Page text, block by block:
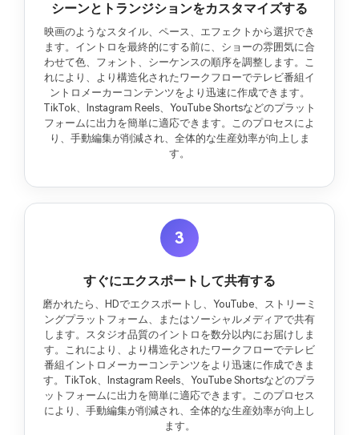
シーンとトランジションをカスタマイズする
映画のようなスタイル、ペース、エフェクトから選択でき
ます。イントロを最終的にする前に、ショーの雰囲気に合
わせて色、フォント、シーケンスの順序を調整します。こ
れにより、より構造化されたワークフローでテレビ番組イ
ントロメーカーコンテンツをより迅速に作成できます。
TikTok、Instagram Reels、YouTube Shortsなどのプラット
フォームに出力を簡単に適応できます。このプロセスによ
り、手動編集が削減され、全体的な生産効率が向上しま
す。
3
すぐにエクスポートして共有する
磨かれたら、HDでエクスポートし、YouTube、ストリーミ
ングプラットフォーム、またはソーシャルメディアで共有
します。スタジオ品質のイントロを数分以内にお届けしま
す。これにより、より構造化されたワークフローでテレビ
番組イントロメーカーコンテンツをより迅速に作成できま
す。TikTok、Instagram Reels、YouTube Shortsなどのプラ
ットフォームに出力を簡単に適応できます。このプロセス
により、手動編集が削減され、全体的な生産効率が向上し
ます。